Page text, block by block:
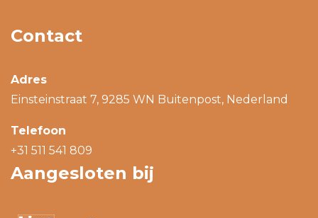
Contact
Adres
Einsteinstraat 7, 9285 WN Buitenpost, Nederland
Telefoon
+31 511 541 809
Aangesloten bij